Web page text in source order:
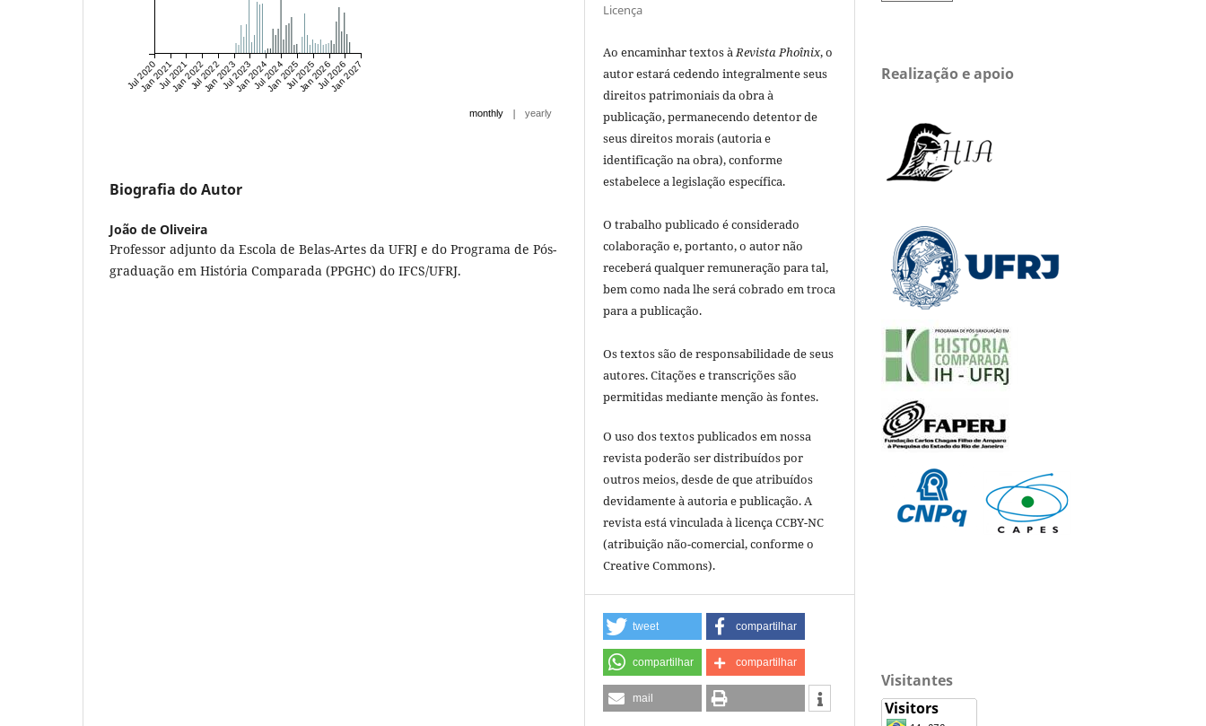
Jul 2020
Jan 2021Jul 2021
Jan 2022Jul 2022
Jan 2023Jul 2023
Jan 2024Jul 2024
Jan 2025Jul 2025
Jan 2026Jul 2026
Jan 2027
monthly | yearly
Biografia do Autor
João de Oliveira
Professor adjunto da Escola de Belas-Artes da UFRJ e do Programa de Pós-
graduação em História Comparada (PPGHC) do IFCS/UFRJ.
Licença
Ao encaminhar textos àRevista Phoînix, o
autor estará cedendo integralmente seus
direitos patrimoniais da obra à
publicação, permanecendo detentor de
seus direitos morais (autoria e
identificação na obra), conforme
estabelece a legislação especí­fica.
O trabalho publicado é considerado
colaboração e, portanto, o autor não
receberá qualquer remuneração para tal,
bem como nada lhe será cobrado em troca
para a publicação.
Os textos são de responsabilidade de seus
autores. Citações e transcrições são
permitidas mediante menção às fontes.
O uso dos textos publicados em nossa
revista poderão ser distribuídos por
outros meios, desde de que atribuídos
devidamente à autoria e publicação. A
revista está vinculada à licença CCBY-NC
(atribuição não-comercial, conforme o
Creative Commons).
tweet compartilhar
compartilhar compartilhar
mail
Realização e apoio
Visitantes